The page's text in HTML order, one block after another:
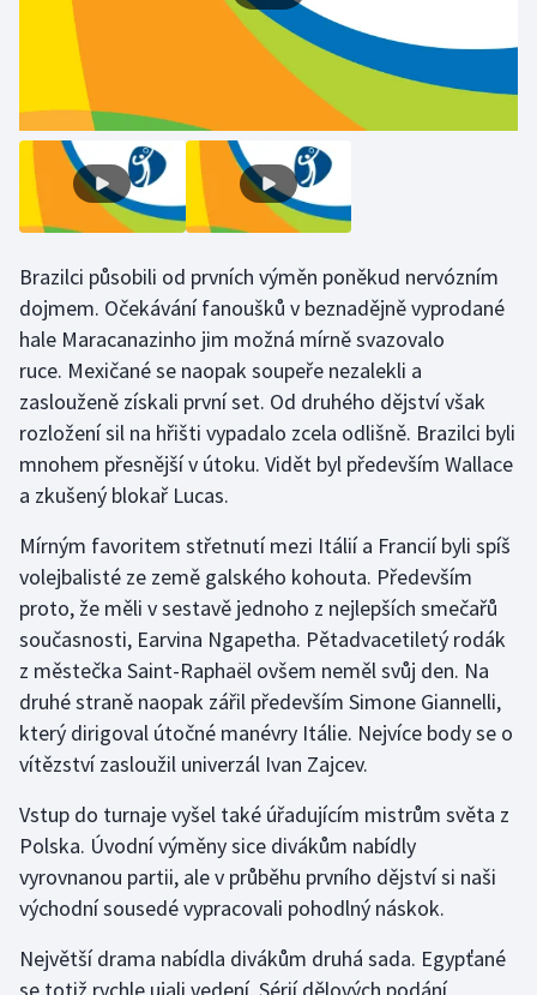
Parasport
Plavání
Plážový volejbal
Ragby
Rychlostní kanoistika
Short track
Sportovní střelba
Stolní tenis
Triatlon
Veslování
Vodní slalom
Volejbal
Ostatní
Brazilci působili od prvních výměn poněkud nervózním
dojmem. Očekávání fanoušků v beznadějně vyprodané
hale Maracanazinho jim možná mírně svazovalo
ruce. Mexičané se naopak soupeře nezalekli a
zaslouženě získali první set. Od druhého dějství však
rozložení sil na hřišti vypadalo zcela odlišně. Brazilci byli
mnohem přesnější v útoku. Vidět byl především Wallace
a zkušený blokař Lucas.
Mírným favoritem střetnutí mezi Itálií a Francií byli spíš
volejbalisté ze země galského kohouta. Především
proto, že měli v sestavě jednoho z nejlepších smečařů
současnosti, Earvina Ngapetha. Pětadvacetiletý rodák
z městečka Saint-Raphaël ovšem neměl svůj den. Na
druhé straně naopak zářil především Simone Giannelli,
který dirigoval útočné manévry Itálie. Nejvíce body se o
vítězství zasloužil univerzál Ivan Zajcev.
Vstup do turnaje vyšel také úřadujícím mistrům světa z
Polska. Úvodní výměny sice divákům nabídly
vyrovnanou partii, ale v průběhu prvního dějství si naši
východní sousedé vypracovali pohodlný náskok.
Největší drama nabídla divákům druhá sada. Egypťané
se totiž rychle ujali vedení. Sérií dělových podání